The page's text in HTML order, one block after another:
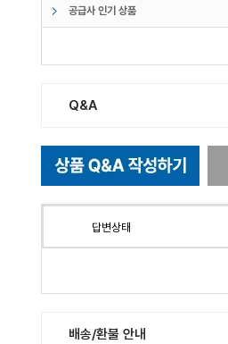
공급사 인기 상품
Q&A
답변상태
배송/환불 안내